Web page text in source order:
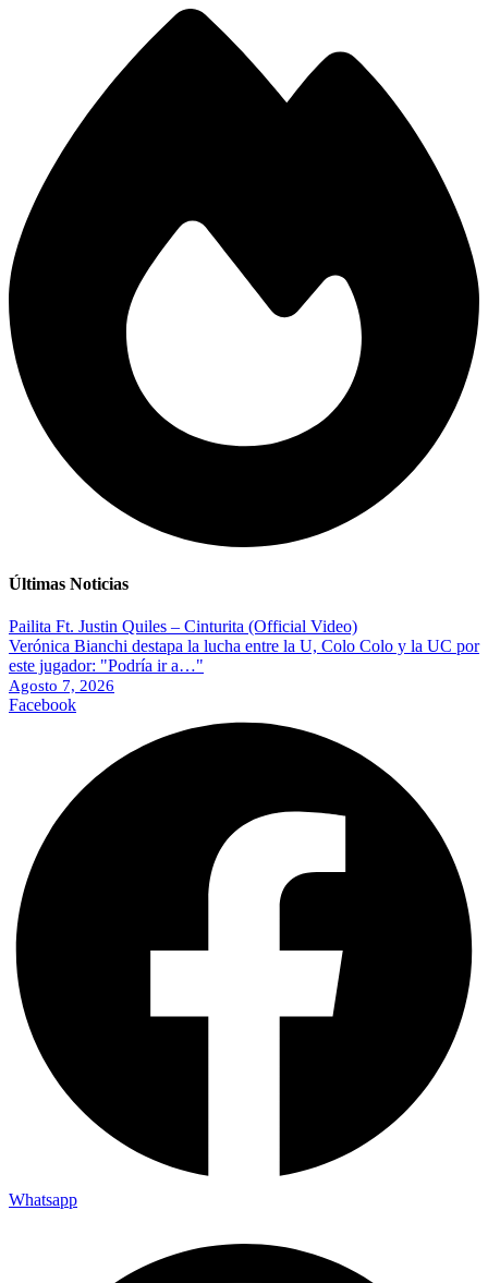
Últimas Noticias
Pailita Ft. Justin Quiles – Cinturita (Official Video)
Verónica Bianchi destapa la lucha entre la U, Colo Colo y la UC por
este jugador: "Podría ir a…"
Agosto 7, 2026
Facebook
Whatsapp